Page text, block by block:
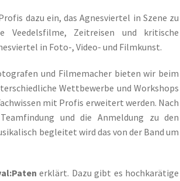
dazu ein, das Agnesviertel in Szene zu
Veedelsfilme, Zeitreisen und kritische
in Foto-, Video- und Filmkunst.
und Filmemacher bieten wir beim
Wettbewerbe und Workshops
mit Profis erweitert werden. Nach
und die Anmeldung zu den
begleitet wird das von der Band um
erklärt. Dazu gibt es hochkarätige